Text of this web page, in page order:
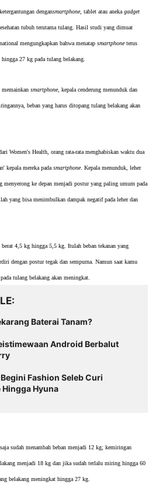
dengansmartphone, tablet atau anekagadget
tubuh terutama tulang. Hasil studi yang dimuat
mengungkapkan bahwa menatapsmartphoneterus
27 kg pada tulang belakang.
memainkansmartphone, kepala cenderung menunduk dan
beban yang harus ditopang tulang belakang akan
Women's Health, orang rata-rata menghabiskan waktu dua
kepala mereka padasmartphone. Kepala menunduk, leher
menyerong ke depan menjadi postur yang paling umum pada
yang bisa menimbulkan dampak negatif pada leher dan
4,5 kg hingga 5,5 kg. Itulah beban tekanan yang
dengan postur tegak dan sempurna. Namun saat kamu
tulang belakang akan meningkat.
Baterai Tanam?
Android Berbalut
Fashion Seleb Curi
Hingga Hyuna
sudah menambah beban menjadi 12 kg; kemiringan
menjadi 18 kg dan jika sudah terlalu miring hingga 60
belakang meningkat hingga 27 kg.